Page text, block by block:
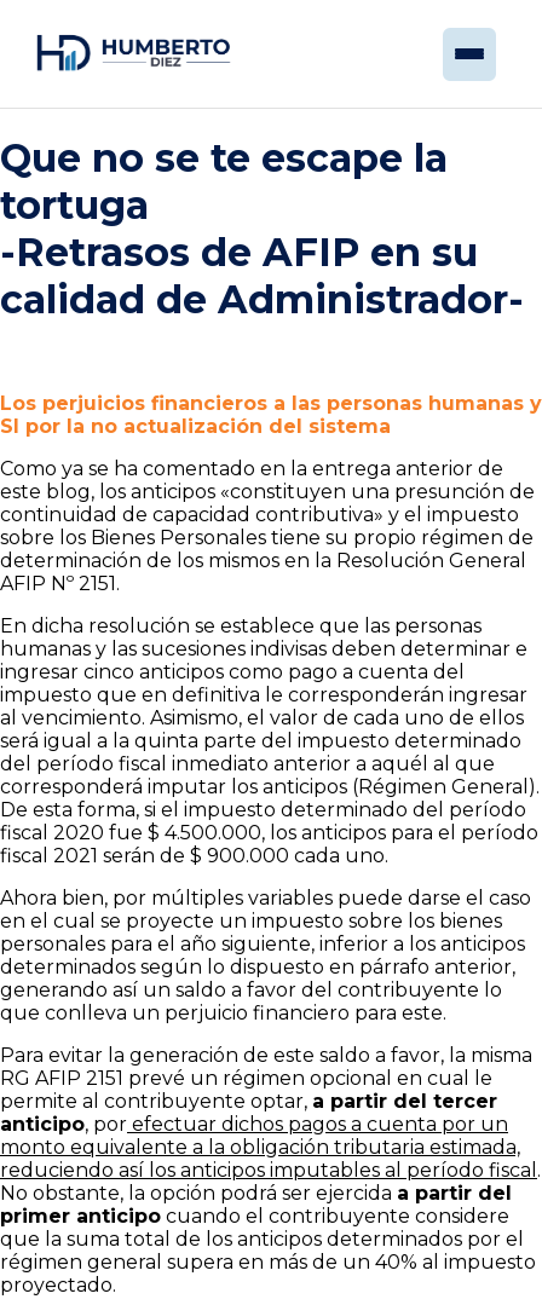
Que no se te escape la
tortuga
-Retrasos de AFIP en su
calidad de Administrador-
Los perjuicios financieros a las personas humanas y
SI por la no actualización del sistema
Como ya se ha comentado en la entrega anterior de
este blog, los anticipos «constituyen una presunción de
continuidad de capacidad contributiva» y el impuesto
sobre los Bienes Personales tiene su propio régimen de
determinación de los mismos en la Resolución General
AFIP Nº 2151.
En dicha resolución se establece que las personas
humanas y las sucesiones indivisas deben determinar e
ingresar cinco anticipos como pago a cuenta del
impuesto que en definitiva le corresponderán ingresar
al vencimiento. Asimismo, el valor de cada uno de ellos
será igual a la quinta parte del impuesto determinado
del período fiscal inmediato anterior a aquél al que
corresponderá imputar los anticipos (Régimen General).
De esta forma, si el impuesto determinado del período
fiscal 2020 fue $ 4.500.000, los anticipos para el período
fiscal 2021 serán de $ 900.000 cada uno.
Ahora bien, por múltiples variables puede darse el caso
en el cual se proyecte un impuesto sobre los bienes
personales para el año siguiente, inferior a los anticipos
determinados según lo dispuesto en párrafo anterior,
generando así un saldo a favor del contribuyente lo
que conlleva un perjuicio financiero para este.
Para evitar la generación de este saldo a favor, la misma
RG AFIP 2151 prevé un régimen opcional en cual le
permite al contribuyente optar, a partir del tercer
anticipo, por efectuar dichos pagos a cuenta por un
monto equivalente a la obligación tributaria estimada,
reduciendo así los anticipos imputables al período fiscal .
No obstante, la opción podrá ser ejercida a partir del
primer anticipo cuando el contribuyente considere
que la suma total de los anticipos determinados por el
régimen general supera en más de un 40% al impuesto
proyectado.